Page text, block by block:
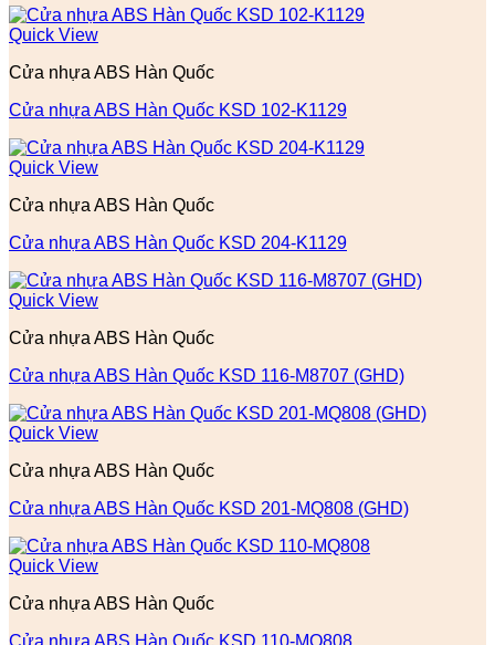
Quick View
Cửa nhựa ABS Hàn Quốc
Cửa nhựa ABS Hàn Quốc KSD 102-K1129
Quick View
Cửa nhựa ABS Hàn Quốc
Cửa nhựa ABS Hàn Quốc KSD 204-K1129
Quick View
Cửa nhựa ABS Hàn Quốc
Cửa nhựa ABS Hàn Quốc KSD 116-M8707 (GHD)
Quick View
Cửa nhựa ABS Hàn Quốc
Cửa nhựa ABS Hàn Quốc KSD 201-MQ808 (GHD)
Quick View
Cửa nhựa ABS Hàn Quốc